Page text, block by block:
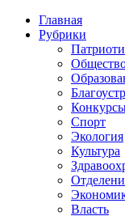
Главная
Рубрики
Спорт
Экология
Культура
Власть